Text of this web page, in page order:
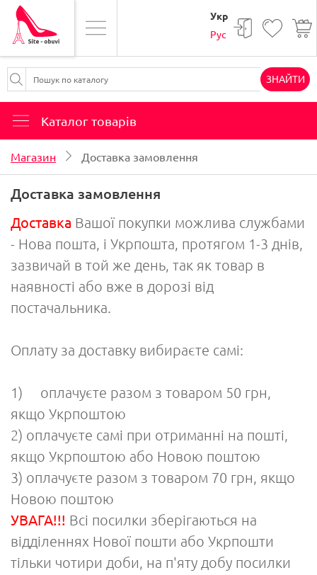
Укр
Рус
ЗНАЙТИ
Каталог товарів
Магазин Доставка замовлення
Доставка замовлення
Доставка Вашої покупки можлива службами
- Нова пошта, і Укрпошта, протягом 1-3 днів,
зазвичай в той же день, так як товар в
наявності або вже в дорозі від
постачальника.
Оплату за доставку вибираєте самі:
1) оплачуєте разом з товаром 50 грн,
якщо Укрпоштою
2) оплачуєте самі при отриманні на пошті,
якщо Укрпоштою або Новою поштою
3) оплачуєте разом з товаром 70 грн, якщо
Новою поштою
УВАГА!!! Всі посилки зберігаються на
відділеннях Нової пошти або Укрпошти
тільки чотири доби, на п'яту добу посилки